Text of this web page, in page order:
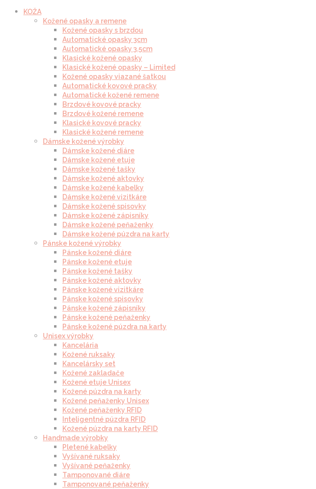
KOŽA
Kožené opasky a remene
Kožené opasky s brzdou
Automatické opasky 3cm
Automatické opasky 3.5cm
Klasické kožené opasky
Klasické kožené opasky – Limited
Kožené opasky viazané šatkou
Automatické kovové pracky
Automatické kožené remene
Brzdové kovové pracky
Brzdové kožené remene
Klasické kovové pracky
Klasické kožené remene
Dámske kožené výrobky
Dámske kožené diáre
Dámske kožené etuje
Dámske kožené tašky
Dámske kožené aktovky
Dámske kožené kabelky
Dámske kožené vizitkáre
Dámske kožené spisovky
Dámske kožené zápisníky
Dámske kožené peňaženky
Dámske kožené púzdra na karty
Pánske kožené výrobky
Pánske kožené diáre
Pánske kožené etuje
Pánske kožené tašky
Pánske kožené aktovky
Pánske kožené vizitkáre
Pánske kožené spisovky
Pánske kožené zápisníky
Pánske kožené peňaženky
Pánske kožené púzdra na karty
Unisex výrobky
Kancelária
Kožené ruksaky
Kancelársky set
Kožené zakladače
Kožené etuje Unisex
Kožené púzdra na karty
Kožené peňaženky Unisex
Kožené peňaženky RFID
Inteligentné púzdra RFID
Kožené púzdra na karty RFID
Handmade výrobky
Pletené kabelky
Vyšívané ruksaky
Vyšívané peňaženky
Tamponované diáre
Tamponované peňaženky